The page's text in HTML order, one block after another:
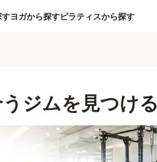
すヨガから探すピラティスから探す
ジムを見つける